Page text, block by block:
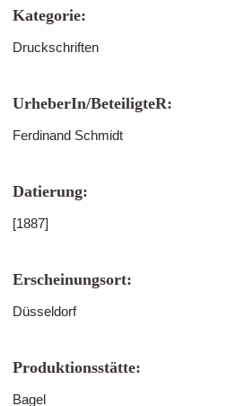
Kategorie:
Druckschriften
UrheberIn/BeteiligteR:
Ferdinand Schmidt
Datierung:
[1887]
Erscheinungsort:
Düsseldorf
Produktionsstätte:
Bagel